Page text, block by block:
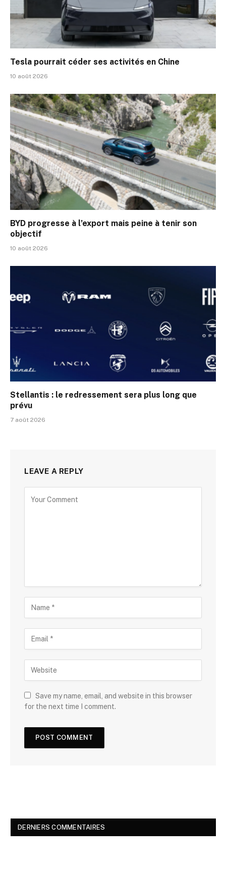
Tesla pourrait céder ses activités en Chine
10 août 2026
BYD progresse à l’export mais peine à tenir son
objectif
10 août 2026
Stellantis : le redressement sera plus long que
prévu
7 août 2026
LEAVE A REPLY
Save my name, email, and website in this browser
for the next time I comment.
DERNIERS COMMENTAIRES